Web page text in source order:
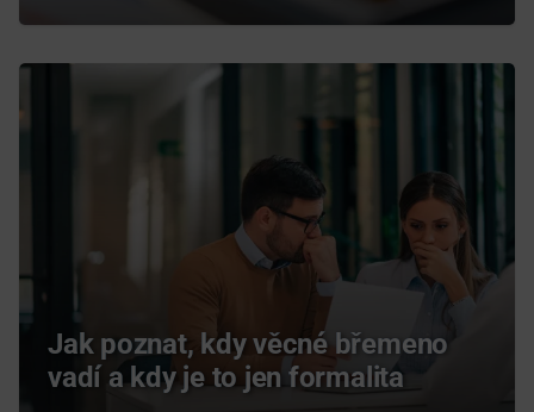
Jak poznat, kdy věcné břemeno
vadí a kdy je to jen formalita